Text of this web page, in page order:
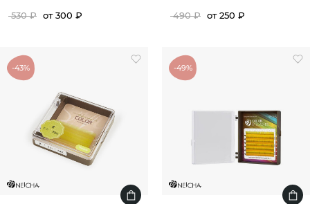
530 ₽ от 300 ₽
490 ₽ от 250 ₽
-43% -49%